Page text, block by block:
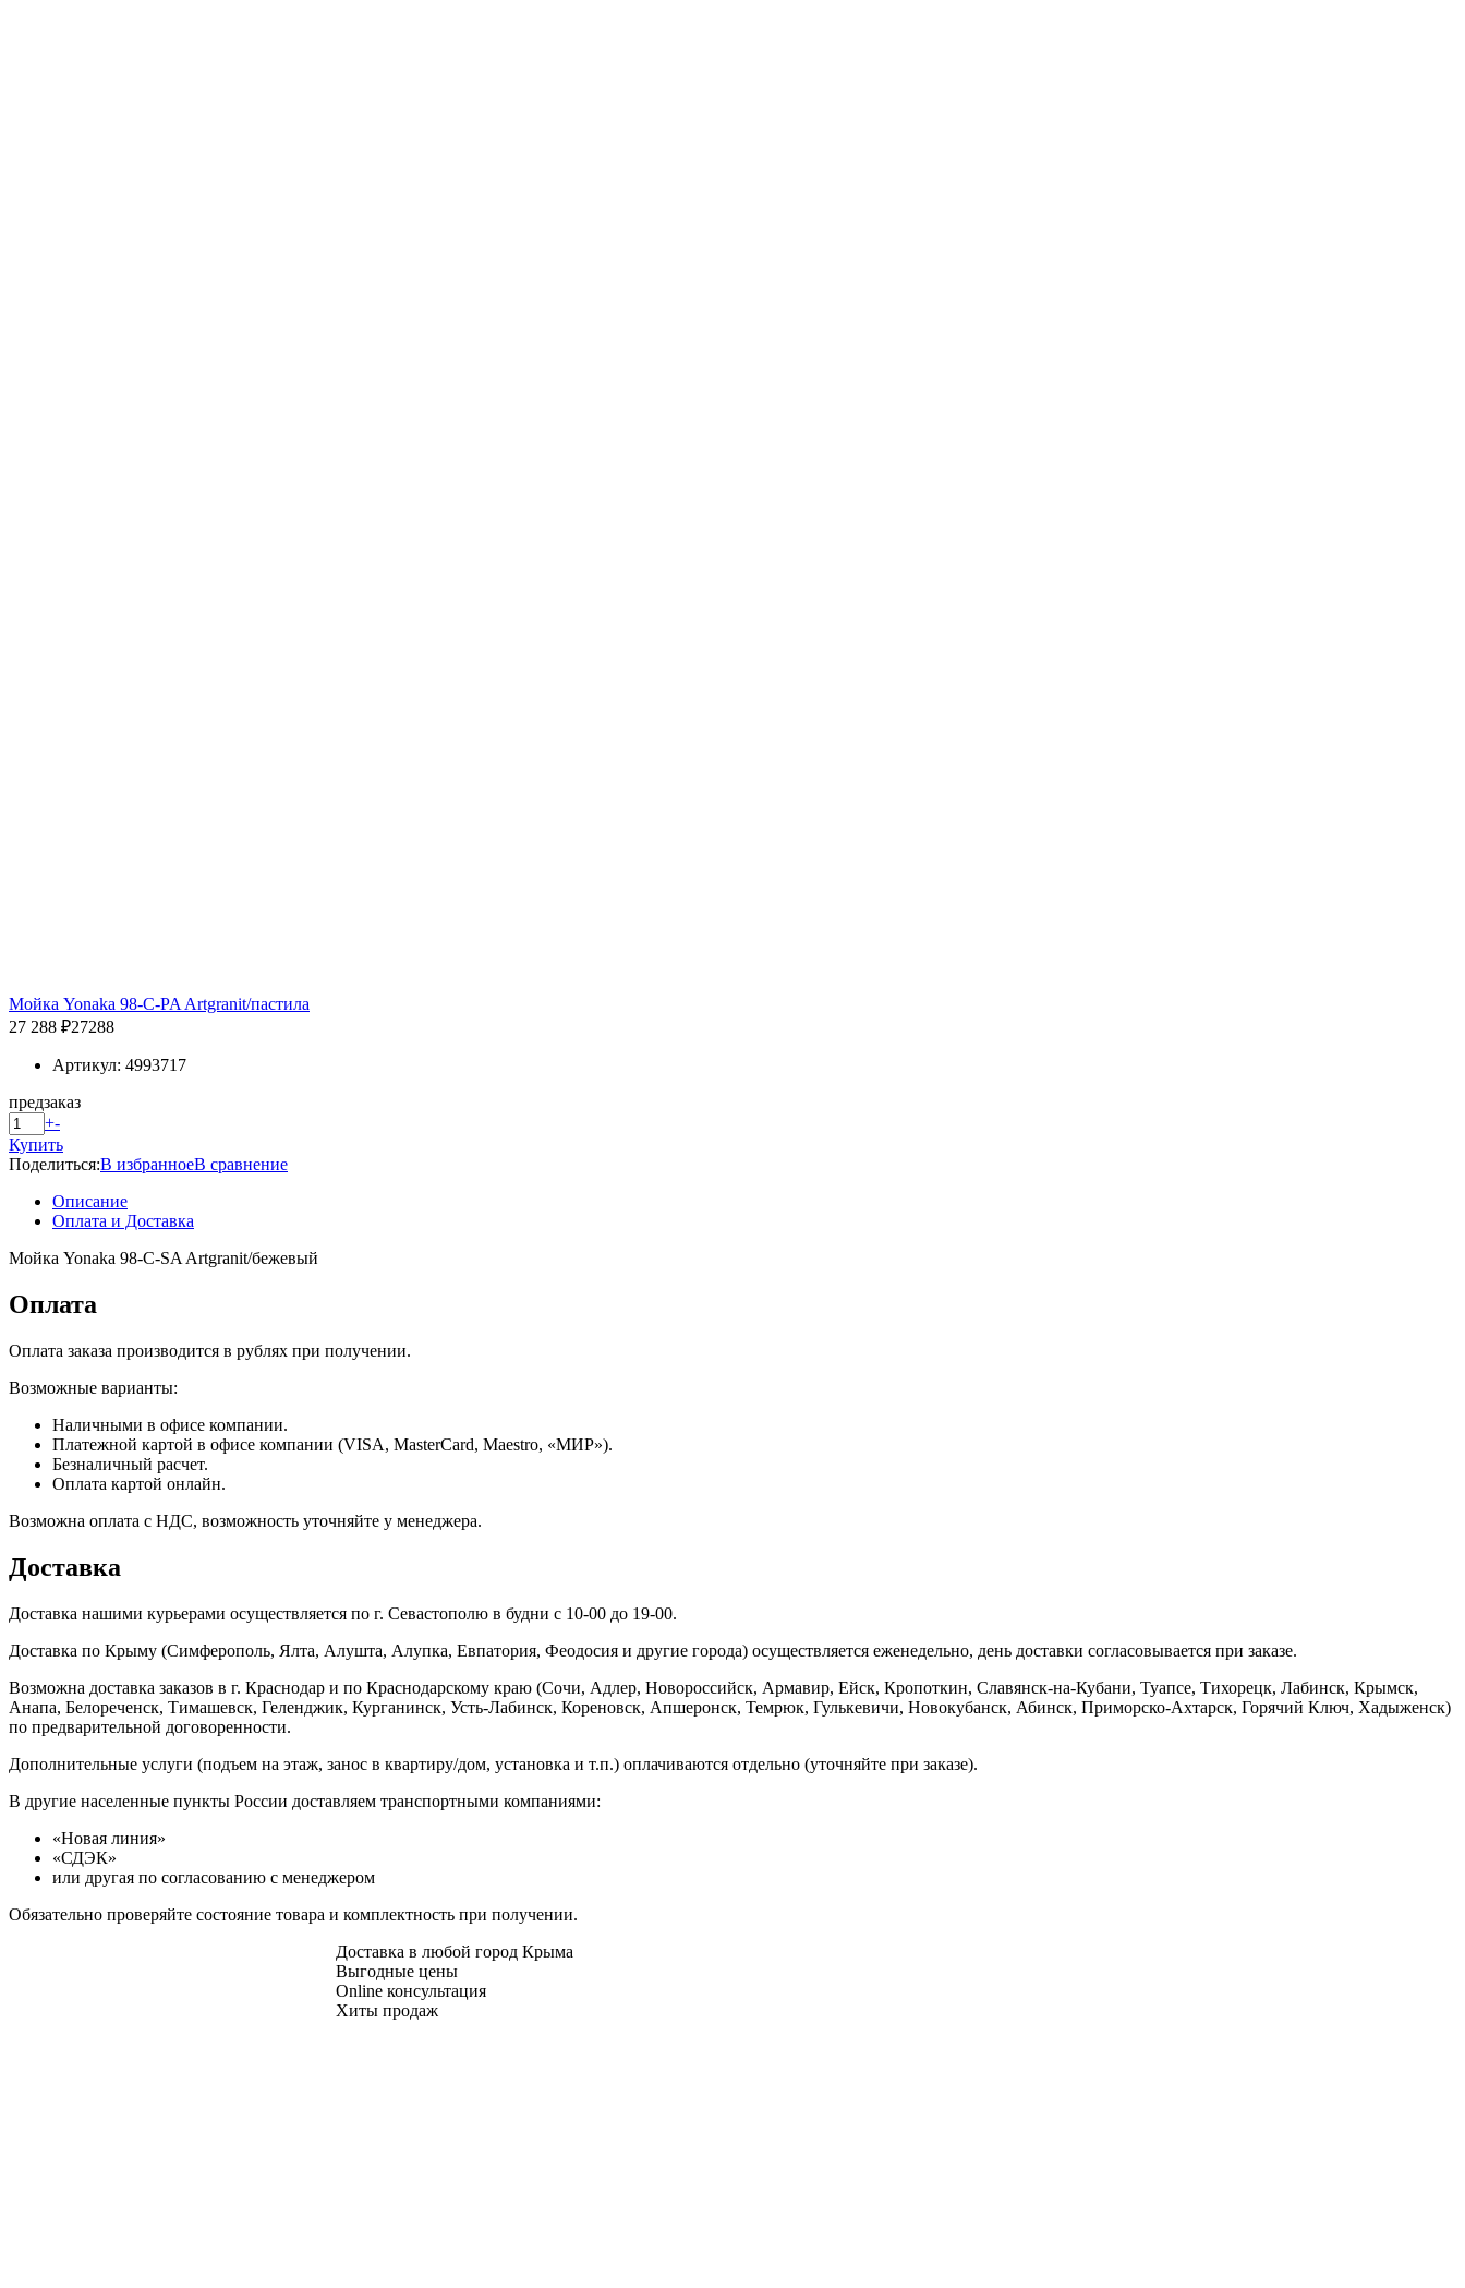
Мойка Yonaka 98-C-PA Artgranit/пастила
27 288 ₽27288
Артикул: 4993717
предзаказ
+-
Купить
Поделиться:В избранноеВ сравнение
Описание
Оплата и Доставка
Мойка Yonaka 98-C-SA Artgranit/бежевый
Оплата
Оплата заказа производится в рублях при получении.
Возможные варианты:
Наличными в офисе компании.
Платежной картой в офисе компании (VISA, MasterCard, Maestro, «МИР»).
Безналичный расчет.
Оплата картой онлайн.
Возможна оплата с НДС, возможность уточняйте у менеджера.
Доставка
Доставка нашими курьерами осуществляется по г. Севастополю в будни с 10-00 до 19-00.
Доставка по Крыму (Симферополь, Ялта, Алушта, Алупка, Евпатория, Феодосия и другие города) осуществляется еженедельно, день доставки согласовывается при заказе.
Возможна доставка заказов в г. Краснодар и по Краснодарскому краю (Сочи, Адлер, Новороссийск, Армавир, Ейск, Кропоткин, Славянск-на-Кубани, Туапсе, Тихорецк, Лабинск, Крымск,
Анапа, Белореченск, Тимашевск, Геленджик, Курганинск, Усть-Лабинск, Кореновск, Апшеронск, Темрюк, Гулькевичи, Новокубанск, Абинск, Приморско-Ахтарск, Горячий Ключ, Хадыженск)
по предварительной договоренности.
Дополнительные услуги (подъем на этаж, занос в квартиру/дом, установка и т.п.) оплачиваются отдельно (уточняйте при заказе).
В другие населенные пункты России доставляем транспортными компаниями:
«Новая линия»
«СДЭК»
или другая по согласованию с менеджером
Обязательно проверяйте состояние товара и комплектность при получении.
Доставка в любой город Крыма
Выгодные цены
Online консультация
Хиты продаж